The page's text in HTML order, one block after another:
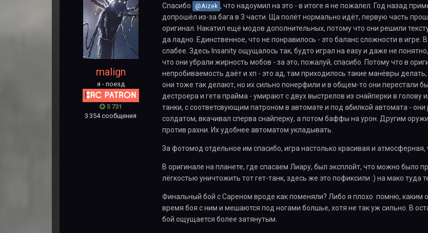
malign
я - поезд
5 731
3 354 сообщения
Спасибо
@Aizek , что надоумил на это - в итоге я не пожалел. Год назад
допрошёл из-за бага в 3 части. Ща полёт нормально идёт, первую часть
оригинал. Накатил ещё модов дополнительных, потому что они решили
да ладно. Единственное, что не понравилось - это баланс сложности в
слабее. Здесь Insanity ощущалось так, будто играл на easy и даже не
что они убрали жирность мобов - за это, пожалуй, спасибо. Потому что в
непробиваемость даёт и хп - это ад, там приходилось такие манёвры
они тоже так делают, но их сильно понерфили и в общем-то они перестали
дестроера и гета прайма - умирают с двух выстрелов из снайперки в
танки, с соответсвующим патроном в автомате и под абилкой автомата -
солдатом, вкачивал сперва снайперку, а потом баффы на урон. Другим
против рахни. Их удобнее автоматом укладывать.
За фотомод отдельное им спасибо, игра настолько красивая и атмосферная,
В оригинале на планете, где спасаем Лиару, был эксплойт, что можно было
лёгкостью уничтожить тот гет-танк, здесь же это пофиксили :) на мако туда
Финальный бой с Сареном вроде как поменяли? Либо я плохо помню, каким
время боя с ним и мешаются под ногами болшье, хотя не так уж сильно. В
бой ощущается более затянутым.